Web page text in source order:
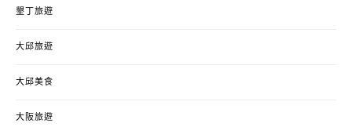
墾丁旅遊
大邱旅遊
大邱美食
大阪旅遊